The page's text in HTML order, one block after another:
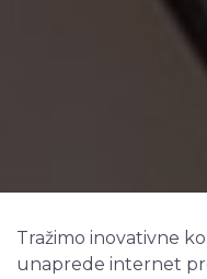
Tražimo inovativne
unaprede internet